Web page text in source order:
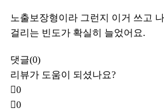
노출보장형이라 그런지 이거 쓰고
걸리는 빈도가 확실히 늘었어요.
댓글(0)
리뷰가 도움이 되셨나요?
0
0